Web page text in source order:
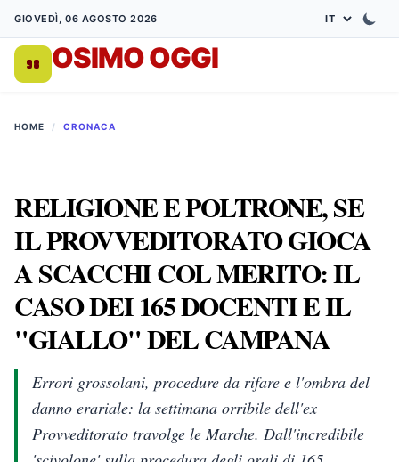
GIOVEDÌ, 06 AGOSTO 2026
OSIMO OGGI
HOME / CRONACA
RELIGIONE E POLTRONE, SE
IL PROVVEDITORATO GIOCA
A SCACCHI COL MERITO: IL
CASO DEI 165 DOCENTI E IL
"GIALLO" DEL CAMPANA
Errori grossolani, procedure da rifare e l'ombra del
danno erariale: la settimana orribile dell'ex
Provveditorato travolge le Marche. Dall'incredibile